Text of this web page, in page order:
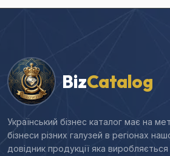
BizCatalog
Український бізнес каталог має на
бізнеси різних галузей в регіонах
довідник продукції яка